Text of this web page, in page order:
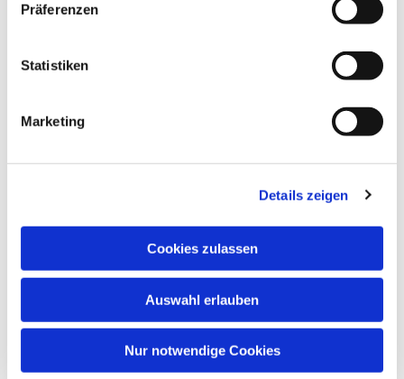
Präferenzen
Statistiken
Marketing
Details zeigen
Cookies zulassen
Auswahl erlauben
Nur notwendige Cookies